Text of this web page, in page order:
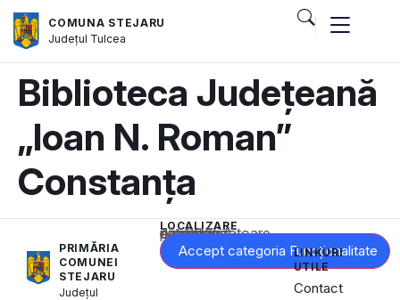
COMUNA STEJARU
Județul Tulcea
Biblioteca Județeană
„Ioan N. Roman”
Constanța
PRIMĂRIA
COMUNEI
STEJARU
Județul
LOCALIZARE
Acest conținut este blocat până când acceptați categoria corespunzătoare de cookie-uri.
Accept categoria Funcționalitate
LINKURI
UTILE
Contact